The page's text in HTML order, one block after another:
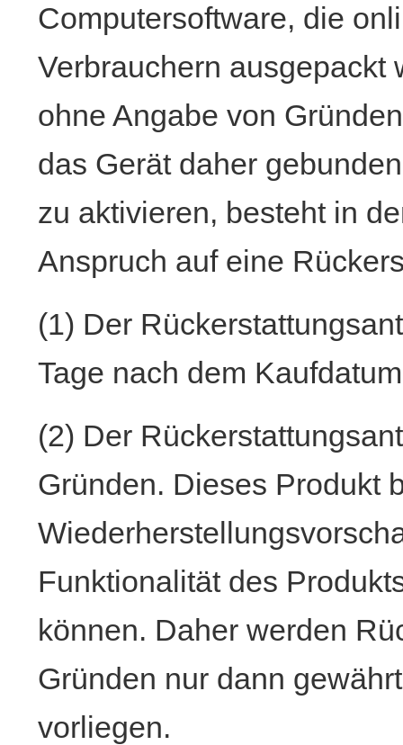
Computersoftware, die
Verbrauchern ausgepackt
ohne Angabe von
das Gerät daher
zu aktivieren, besteht in
Anspruch auf eine
(1) Der
Tage nach dem
(2) Der
Gründen. Dieses Produkt
Funktionalität des
können. Daher werden
Gründen nur dann
vorliegen.